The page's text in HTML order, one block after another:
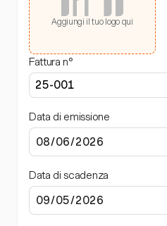
Aggiungi il tuo logo qui
Fattura n°
Data di emissione
Data di scadenza